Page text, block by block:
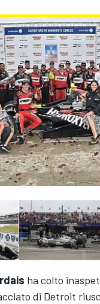
ha colto
di Detroit